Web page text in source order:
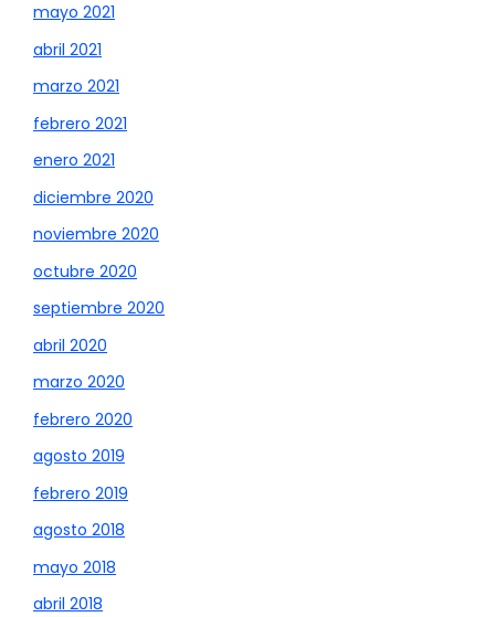
mayo 2021
abril 2021
marzo 2021
febrero 2021
enero 2021
diciembre 2020
noviembre 2020
octubre 2020
septiembre 2020
abril 2020
marzo 2020
febrero 2020
agosto 2019
febrero 2019
agosto 2018
mayo 2018
abril 2018